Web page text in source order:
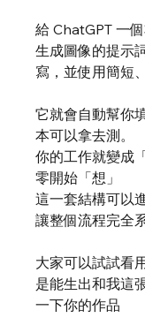
給 ChatGPT 一個
生成圖像的提示
寫，並使用簡短
它就會自動幫你
本可以拿去測。
你的工作就變成
零開始「想」
這一套結構可以
讓整個流程完全
大家可以試試看
是能生出和我這
一下你的作品